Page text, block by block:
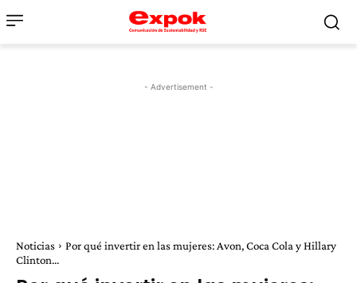
- Advertisement -
Noticias
Por qué invertir en las mujeres: Avon, Coca Cola y Hillary
Clinton...